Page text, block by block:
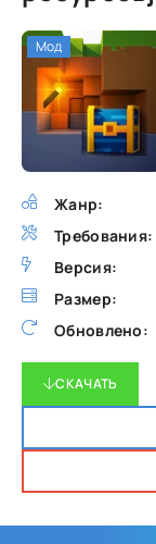
Жанр:
Требования:
Версия:
Размер:
Обновлено:
СКАЧАТЬ
Мод